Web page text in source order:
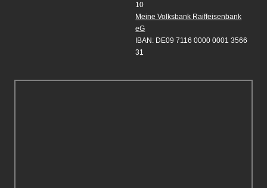
10
Meine Volksbank Raiffeisenbank
eG
IBAN: DE09 7116 0000 0001 3566
31